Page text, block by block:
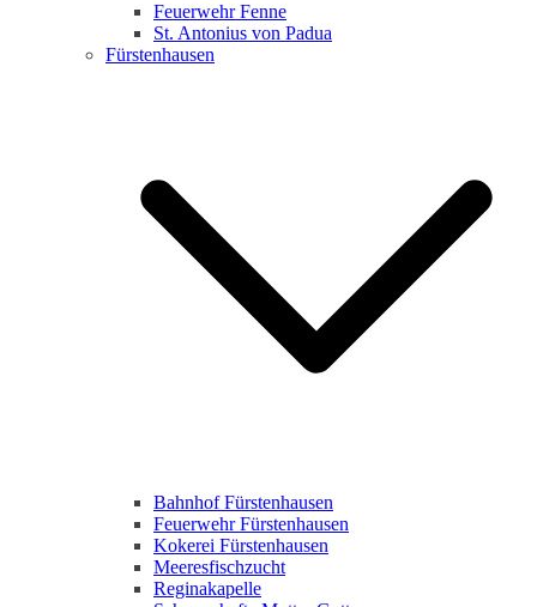
Feuerwehr Fenne
St. Antonius von Padua
Fürstenhausen
Bahnhof Fürstenhausen
Feuerwehr Fürstenhausen
Kokerei Fürstenhausen
Meeresfischzucht
Reginakapelle